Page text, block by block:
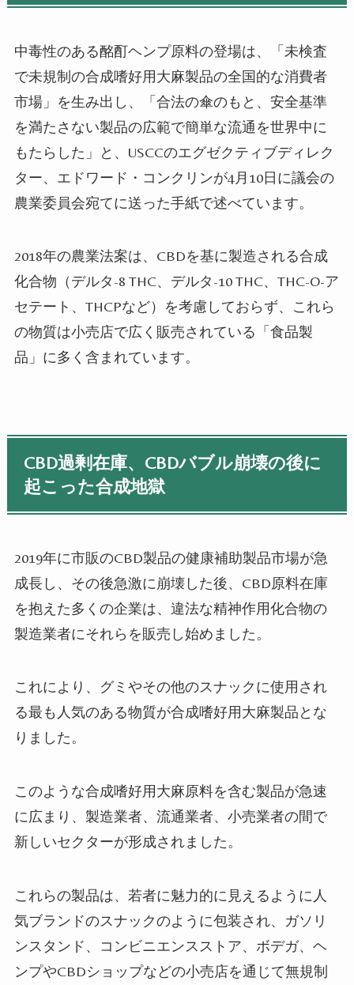
中毒性のある酩酊ヘンプ原料の登場は、「未検査
で未規制の合成嗜好用大麻製品の全国的な消費者
市場」を生み出し、「合法の傘のもと、安全基準
を満たさない製品の広範で簡単な流通を世界中に
もたらした」と、USCCのエグゼクティブディレク
ター、エドワード・コンクリンが4月10日に議会の
農業委員会宛てに送った手紙で述べています。
2018年の農業法案は、CBDを基に製造される合成
化合物（デルタ-8 THC、デルタ-10 THC、THC-O-ア
セテート、THCPなど）を考慮しておらず、これら
の物質は小売店で広く販売されている「食品製
品」に多く含まれています。
CBD過剰在庫、CBDバブル崩壊の後に
起こった合成地獄
2019年に市販のCBD製品の健康補助製品市場が急
成長し、その後急激に崩壊した後、CBD原料在庫
を抱えた多くの企業は、違法な精神作用化合物の
製造業者にそれらを販売し始めました。
これにより、グミやその他のスナックに使用され
る最も人気のある物質が合成嗜好用大麻製品とな
りました。
このような合成嗜好用大麻原料を含む製品が急速
に広まり、製造業者、流通業者、小売業者の間で
新しいセクターが形成されました。
これらの製品は、若者に魅力的に見えるように人
気ブランドのスナックのように包装され、ガソリ
ンスタンド、コンビニエンスストア、ボデガ、ヘ
ンプやCBDショップなどの小売店を通じて無規制